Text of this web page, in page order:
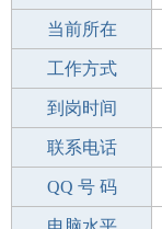
所学专业
当前所在
工作经验
工作方式
驾 照
到岗时间
期望月薪
联系电话
手机号码
QQ 号 码